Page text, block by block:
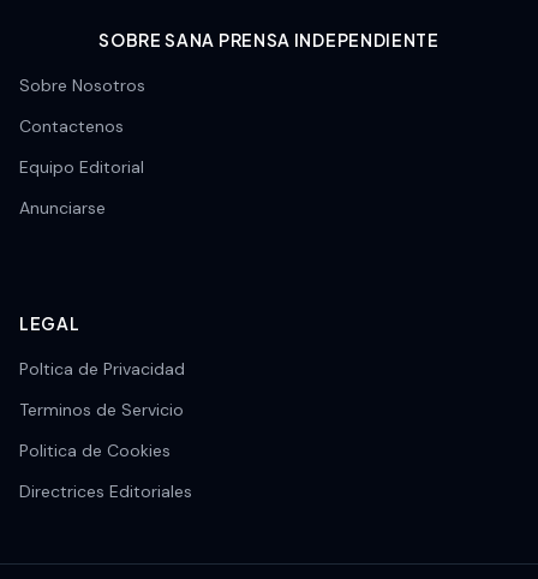
SOBRE SANA PRENSA INDEPENDIENTE
Sobre Nosotros
Contactenos
Equipo Editorial
Anunciarse
LEGAL
Poltica de Privacidad
Terminos de Servicio
Politica de Cookies
Directrices Editoriales